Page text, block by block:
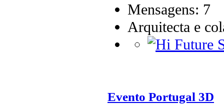
Mensagens: 7
Arquitecta e
Evento Portugal 3D